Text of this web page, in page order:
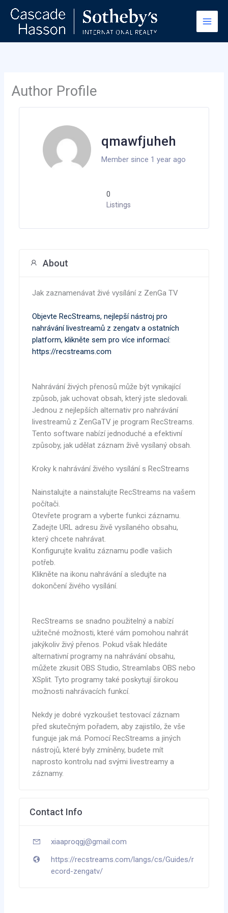
content
Author Profile
qmawfjuheh
Member since 1 year ago
0
Listings
About
Jak zaznamenávat živé vysílání z ZenGa TV
Objevte RecStreams, nejlepší nástroj pro
nahrávání livestreamů z zengatv a ostatních
platform, klikněte sem pro více informací:
https://recstreams.com
Nahrávání živých přenosů může být vynikající
způsob, jak uchovat obsah, který jste sledovali.
Jednou z nejlepších alternativ pro nahrávání
livestreamů z ZenGaTV je program RecStreams.
Tento software nabízí jednoduché a efektivní
způsoby, jak udělat záznam živě vysílaný obsah.
Kroky k nahrávání živého vysílání s RecStreams
Nainstalujte a nainstalujte RecStreams na vašem
počítači.
Otevřete program a vyberte funkci záznamu.
Zadejte URL adresu živě vysílaného obsahu,
který chcete nahrávat.
Konfigurujte kvalitu záznamu podle vašich
potřeb.
Klikněte na ikonu nahrávání a sledujte na
dokončení živého vysílání.
RecStreams se snadno použitelný a nabízí
užitečné možnosti, které vám pomohou nahrát
jakýkoliv živý přenos. Pokud však hledáte
alternativní programy na nahrávání obsahu,
můžete zkusit OBS Studio, Streamlabs OBS nebo
XSplit. Tyto programy také poskytují širokou
možnosti nahrávacích funkcí.
Nekdy je dobré vyzkoušet testovací záznam
před skutečným pořadem, aby zajistilo, že vše
funguje jak má. Pomocí RecStreams a jiných
nástrojů, které byly zmíněny, budete mít
naprosto kontrolu nad svými livestreamy a
záznamy.
Contact Info
xiaaproqgj@gmail.com
https://recstreams.com/langs/cs/Guides/r
ecord-zengatv/